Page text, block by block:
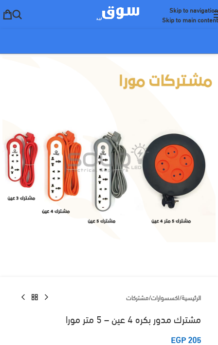
Skip to navigation
Skip to main content
الرئيسية/اكسسوارات/مشتركات
مشترك مدور بكره 4 عين – 5 متر مورا
EGP205